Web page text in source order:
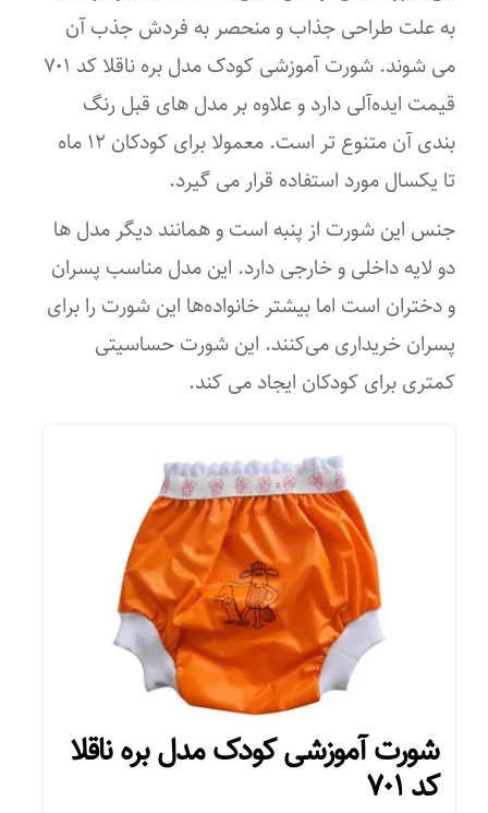
به علت طراحی جذاب و منحصر به فردش جذب آن
می شوند. شورت آموزشی کودک مدل بره ناقلا کد ۷۰۱
قیمت ایده‌آلی دارد و علاوه بر مدل های قبل رنگ
بندی آن متنوع تر است. معمولا برای کودکان ۱۲ ماه
تا یکسال مورد استفاده قرار می گیرد.
جنس این شورت از پنبه است و همانند دیگر مدل ها
دو لایه داخلی و خارجی دارد. این مدل مناسب پسران
و دختران است اما بیشتر خانواده‌ها این شورت را برای
پسران خریداری می‌کنند. این شورت حساسیتی
کمتری برای کودکان ایجاد می کند.
شورت آموزشی کودک مدل بره ناقلا
کد ۷۰۱